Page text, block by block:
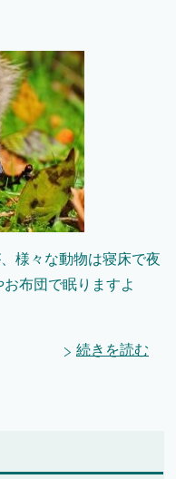
様々な動物は寝床で夜
布団で眠りますよ
続きを読む